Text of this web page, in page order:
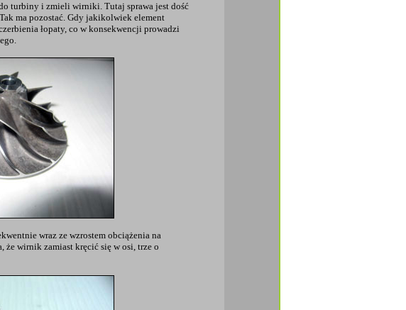
turbiny i zmieli wirniki. Tutaj sprawa jest dość
. Tak ma pozostać. Gdy jakikolwiek element
łopaty, co w konsekwencji prowadzi
wraz ze wzrostem obciążenia na
że wirnik zamiast kręcić się w osi, trze o